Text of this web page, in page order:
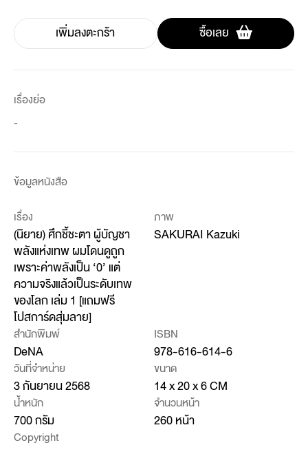
เพิ่มลงตะกร้า ซื้อเลย
เรื่องย่อ
-
ข้อมูลหนังสือ
เรื่อง
(นิยาย) ศึกชี้ชะตา ผู้บัญชา
พลังแห่งเทพ ผมโดนดูถูก
เพราะค่าพลังเป็น ‘0’ แต่
ความจริงแล้วเป็นระดับเทพ
ของโลก เล่ม 1 [แถมฟรี
โปสการ์ดสุ่มลาย]
ภาพ
SAKURAI Kazuki
สำนักพิมพ์
DeNA
ISBN
978-616-614-6
วันที่จำหน่าย
3 กันยายน 2568
ขนาด
14 x 20 x 6 CM
น้ำหนัก
700 กรัม
จำนวนหน้า
260 หน้า
Copyright